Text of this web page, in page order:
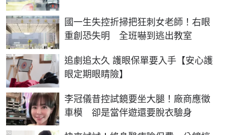
國一生失控折掃把狂刺女老師！右眼
重創恐失明 全班嚇到逃出教室
追劇追太久 護眼保單要入手【安心護
眼定期眼睛險】
PR
李冠儀昔控試鏡要坐大腿！廠商應徵
車模 卻是當伴遊還要脫衣驗身
PR